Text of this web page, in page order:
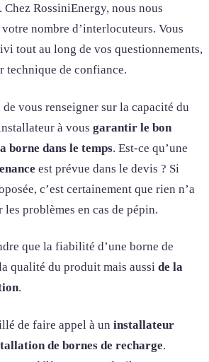
RossiniEnergy, nous nous
nombre d’interlocuteurs. Vous
tout au long de vos questionnements,
technique de confiance.
vous renseigner sur la capacité du
à vous garantir le bon
borne dans le temps. Est-ce qu’une
est prévue dans le devis ? Si
c’est certainement que rien n’a
problèmes en cas de pépin.
que la fiabilité d’une borne de
qualité du produit mais aussi de la
.
de faire appel à un installateur
de bornes de recharge.